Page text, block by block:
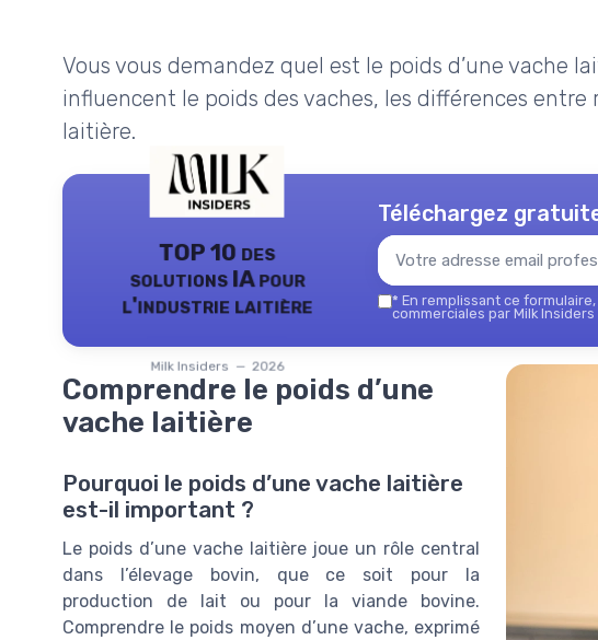
Vous vous demandez quel est le poids d’une vache
influencent le poids des vaches, les différences entre
laitière.
TOP 10 des
solutions IA pour
l'industrie laitière
Milk Insiders — 2026
Téléchargez
* En remplissant ce
commerciales par Milk
Comprendre le poids d’une
vache laitière
Pourquoi le poids d’une vache laitière
est-il important ?
Le poids d’une vache laitière joue un rôle central
dans l’élevage bovin, que ce soit pour la
production de lait ou pour la viande bovine.
Comprendre le poids moyen d’une vache, exprimé